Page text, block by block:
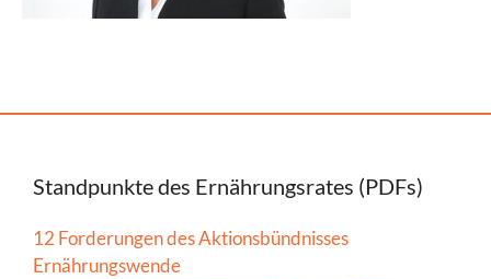
Standpunkte des Ernährungsrates (PDFs)
12 Forderungen des Aktionsbündnisses
Ernährungswende